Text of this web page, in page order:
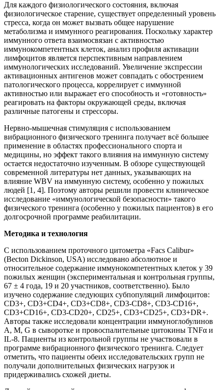
Для каждого физиологического состояния, включая
физиологическое старение, существует определенный уровень
стресса, когда он может вызвать общее нарушение
метаболизма и иммунного реагирования. Поскольку характер
иммунного ответа взаимосвязан с активностью
иммунокомпетентных клеток, анализ профиля активации
лимфоцитов является перспективным направлением
иммунологических исследований. Увеличение экспрессии
активационных антигенов может совпадать с обострением
патологического процесса, коррелирует с иммунной
активностью или выражает его способность и «готовность»
реагировать на факторы окружающей среды, включая
различные патогены и стрессоры.
Нервно-мышечная стимуляция с использованием
вибрационного физического тренинга получает всё большее
применение в областях профессионального спорта и
медицины, но эффект такого влияния на иммунную систему
остается недостаточно изученным. В обзоре существующей
современной литературы нет данных, указывающих на
влияние WBV на иммунную систему, особенно у пожилых
людей [1, 4]. Поэтому авторы решили провести клиническое
исследование «иммунологической безопасности» такого
физического тренинга (особенно у пожилых пациентов) в его
долгосрочной программе реабилитации.
Методика и технология
С использованием проточного цитометра «Facs Calibur»
(Becton Dickinson, USA) исследовано абсолютное и
относительное содержание иммунокомпетентных клеток у 39
пожилых женщин (экспериментальная и контрольная группы,
67 ± 4 года, 19 и 20 участников, соответственно). Было
изучено содержание следующих субпопуляций лимфоцитов:
CD3+, CD3+CD4+, CD3+CD8+, CD3-CD8+, CD3-CD16+,
CD3+CD16+, CD3-CD20+, CD25+, CD3+CD25+, CD3+DR+.
Авторы также исследовали концентрации иммуноглобулинов
A, M, G в сыворотке и провоспалительные цитокины TNFα и
IL-8. Пациенты из контрольной группы не участвовали в
программе вибрационного физического тренинга. Следует
отметить, что пациенты обеих исследовательских групп не
получали дополнительных физических нагрузок и
придерживались схожей диеты.